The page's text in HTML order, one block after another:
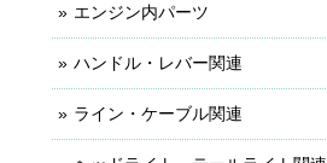
エンジン内パーツ
ハンドル・レバー関連
ライン・ケーブル関連